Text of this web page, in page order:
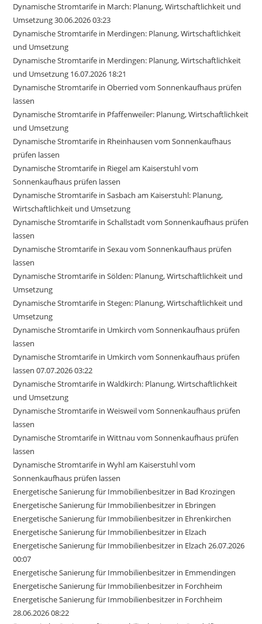
Dynamische Stromtarife in March: Planung, Wirtschaftlichkeit und
Umsetzung 30.06.2026 03:23
Dynamische Stromtarife in Merdingen: Planung, Wirtschaftlichkeit
und Umsetzung
Dynamische Stromtarife in Merdingen: Planung, Wirtschaftlichkeit
und Umsetzung 16.07.2026 18:21
Dynamische Stromtarife in Oberried vom Sonnenkaufhaus prüfen
lassen
Dynamische Stromtarife in Pfaffenweiler: Planung, Wirtschaftlichkeit
und Umsetzung
Dynamische Stromtarife in Rheinhausen vom Sonnenkaufhaus
prüfen lassen
Dynamische Stromtarife in Riegel am Kaiserstuhl vom
Sonnenkaufhaus prüfen lassen
Dynamische Stromtarife in Sasbach am Kaiserstuhl: Planung,
Wirtschaftlichkeit und Umsetzung
Dynamische Stromtarife in Schallstadt vom Sonnenkaufhaus prüfen
lassen
Dynamische Stromtarife in Sexau vom Sonnenkaufhaus prüfen
lassen
Dynamische Stromtarife in Sölden: Planung, Wirtschaftlichkeit und
Umsetzung
Dynamische Stromtarife in Stegen: Planung, Wirtschaftlichkeit und
Umsetzung
Dynamische Stromtarife in Umkirch vom Sonnenkaufhaus prüfen
lassen
Dynamische Stromtarife in Umkirch vom Sonnenkaufhaus prüfen
lassen 07.07.2026 03:22
Dynamische Stromtarife in Waldkirch: Planung, Wirtschaftlichkeit
und Umsetzung
Dynamische Stromtarife in Weisweil vom Sonnenkaufhaus prüfen
lassen
Dynamische Stromtarife in Wittnau vom Sonnenkaufhaus prüfen
lassen
Dynamische Stromtarife in Wyhl am Kaiserstuhl vom
Sonnenkaufhaus prüfen lassen
Energetische Sanierung für Immobilienbesitzer in Bad Krozingen
Energetische Sanierung für Immobilienbesitzer in Ebringen
Energetische Sanierung für Immobilienbesitzer in Ehrenkirchen
Energetische Sanierung für Immobilienbesitzer in Elzach
Energetische Sanierung für Immobilienbesitzer in Elzach 26.07.2026
00:07
Energetische Sanierung für Immobilienbesitzer in Emmendingen
Energetische Sanierung für Immobilienbesitzer in Forchheim
Energetische Sanierung für Immobilienbesitzer in Forchheim
28.06.2026 08:22